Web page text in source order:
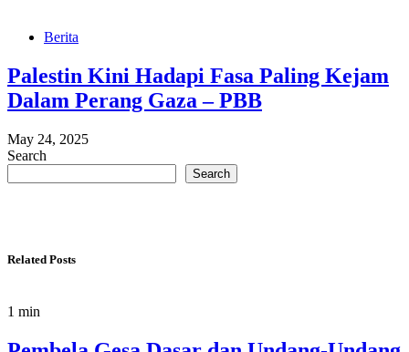
Berita
Palestin Kini Hadapi Fasa Paling Kejam
Dalam Perang Gaza – PBB
May 24, 2025
Search
Search
Related Posts
1 min